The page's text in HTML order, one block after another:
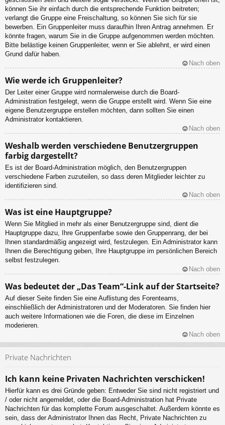
können Sie ihr einfach durch die entsprechende Funktion beitreten;
verlangt die Gruppe eine Freischaltung, so können Sie sich für sie
bewerben. Ein Gruppenleiter muss daraufhin Ihren Antrag annehmen. Er
könnte fragen, warum Sie in die Gruppe aufgenommen werden möchten.
Bitte belästige keinen Gruppenleiter, wenn er Sie ablehnt, er wird einen
Grund dafür haben.
Nach oben
Wie werde ich Gruppenleiter?
Der Leiter einer Gruppe wird normalerweise durch die Board-
Administration festgelegt, wenn die Gruppe erstellt wird. Wenn Sie eine
eigene Benutzergruppe erstellen möchten, dann sollten Sie einen
Administrator kontaktieren.
Nach oben
Weshalb werden verschiedene Benutzergruppen
farbig dargestellt?
Es ist der Board-Administration möglich, den Benutzergruppen
verschiedene Farben zuzuteilen, so dass deren Mitglieder leichter zu
identifizieren sind.
Nach oben
Was ist eine Hauptgruppe?
Wenn Sie Mitglied in mehr als einer Benutzergruppe sind, dient die
Hauptgruppe dazu, Ihre Gruppenfarbe sowie den Gruppenrang, der bei
Ihnen standardmäßig angezeigt wird, festzulegen. Ein Administrator kann
Ihnen die Berechtigung geben, Ihre Hauptgruppe im persönlichen Bereich
selbst festzulegen.
Nach oben
Was bedeutet der „Das Team“-Link auf der Startseite?
Auf dieser Seite finden Sie eine Auflistung des Forenteams,
einschließlich der Administratoren und der Moderatoren. Sie finden hier
auch weitere Informationen wie die Foren, die diese im Einzelnen
moderieren.
Nach oben
Private Nachrichten
Ich kann keine Privaten Nachrichten verschicken!
Hierfür kann es drei Gründe geben: Entweder Sie sind nicht registriert und
/ oder nicht angemeldet, oder die Board-Administration hat Private
Nachrichten für das komplette Forum ausgeschaltet. Außerdem könnte es
sein, dass der Administrator Ihnen das Recht, Private Nachrichten zu